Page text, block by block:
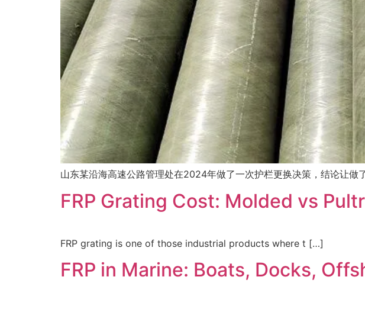
山东某沿海高速公路管理处在2024年做了一次护栏更换决策，结论让
FRP Grating Cost: Molded vs
FRP grating is one of those industrial products where t […]
FRP in Marine: Boats, Docks,